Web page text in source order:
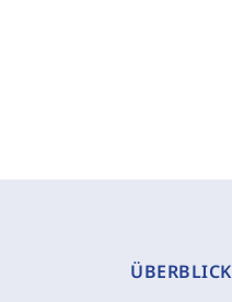
ÜBERBLICK